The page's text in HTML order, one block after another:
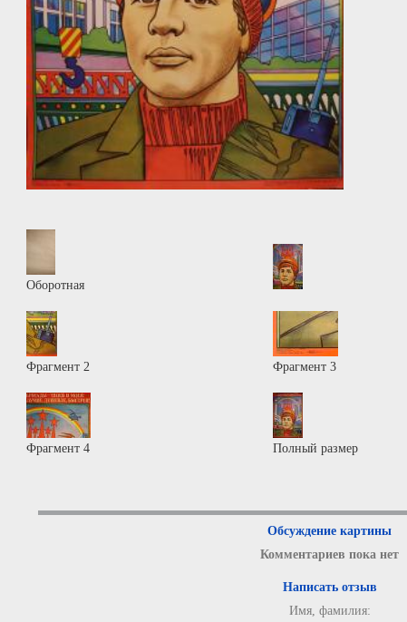
Оборотная
Фрагмент 2 Фрагмент 3
Фрагмент 4 Полный размер
Обсуждение картины
Комментариев пока нет
Написать отзыв
Имя, фамилия: